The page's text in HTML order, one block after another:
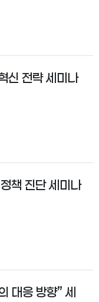
신 전략 세미나
책 진단 세미나
대응 방향” 세